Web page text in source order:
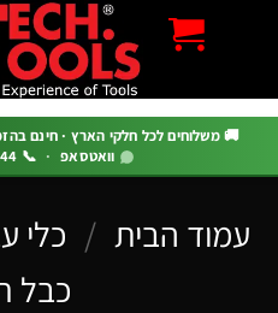
משלוחים לכל חלקי הארץ · חינם בהזמנה מעל
וואטסאפ · 📞 03-5444144 שלוחה 1
הבית / כלי
כבל